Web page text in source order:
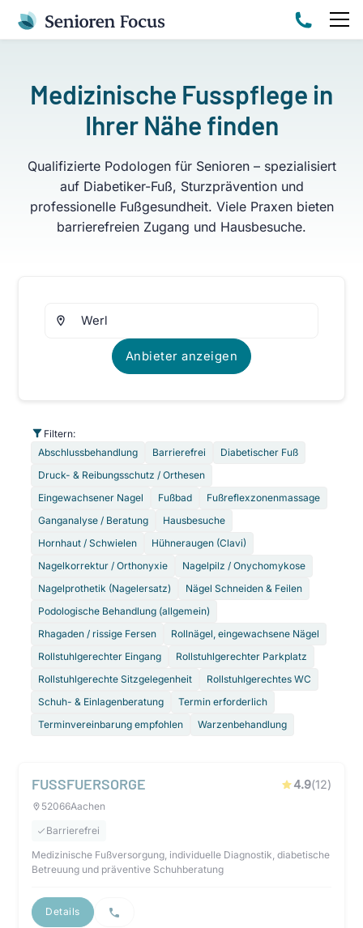
Medizinische Fusspflege in
Ihrer Nähe finden
Qualifizierte Podologen für Senioren – spezialisiert
auf Diabetiker-Fuß, Sturzprävention und
professionelle Fußgesundheit. Viele Praxen bieten
barrierefreien Zugang und Hausbesuche.
Filtern:
Abschlussbehandlung
Barrierefrei
Diabetischer Fuß
Druck- & Reibungsschutz / Orthesen
Eingewachsener Nagel
Fußbad
Fußreflexzonenmassage
Ganganalyse / Beratung
Hausbesuche
Hornhaut / Schwielen
Hühneraugen (Clavi)
Nagelkorrektur / Orthonyxie
Nagelpilz / Onychomykose
Nagelprothetik (Nagelersatz)
Nägel Schneiden & Feilen
Podologische Behandlung (allgemein)
Rhagaden / rissige Fersen
Rollnägel, eingewachsene Nägel
Rollstuhlgerechter Eingang
Rollstuhlgerechter Parkplatz
Rollstuhlgerechte Sitzgelegenheit
Rollstuhlgerechtes WC
Schuh- & Einlagenberatung
Termin erforderlich
Terminvereinbarung empfohlen
Warzenbehandlung
FUSSFUERSORGE 4.9(12)
52066Aachen
Barrierefrei
Medizinische Fußversorgung, individuelle Diagnostik, diabetische
Betreuung und präventive Schuhberatung
Details